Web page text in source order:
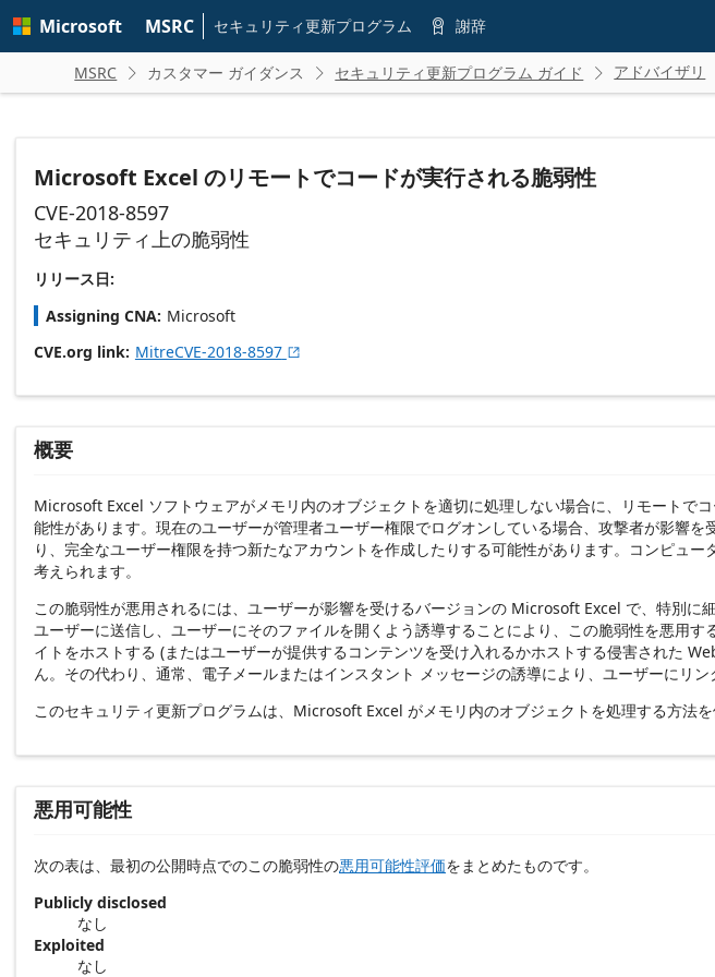
main
Microsoft MSRC セキュリティ更新プログラム  謝辞
MSRC  カスタマー ガイダンス  セキュリティ更新プログラム ガイド  アドバイザリ
Microsoft Excel のリモートでコードが実行される脆弱性
CVE-2018-8597
セキュリティ上の脆弱性
リリース日:
Assigning CNA Microsoft
CVE.org link MitreCVE-2018-8597 
概要
Microsoft Excel ソフトウェアがメモリ内のオブジェクトを適切に処理しない場合に、リモートで
能性があります。現在のユーザーが管理者ユーザー権限でログオンしている場合、攻撃者が影響
り、完全なユーザー権限を持つ新たなアカウントを作成したりする可能性があります。コンピュ
考えられます。
この脆弱性が悪用されるには、ユーザーが影響を受けるバージョンの Microsoft Excel で、特別
ユーザーに送信し、ユーザーにそのファイルを開くよう誘導することにより、この脆弱性を悪用
イトをホストする (またはユーザーが提供するコンテンツを受け入れるかホストする侵害された
ん。その代わり、通常、電子メールまたはインスタント メッセージの誘導により、ユーザーにリ
このセキュリティ更新プログラムは、Microsoft Excel がメモリ内のオブジェクトを処理する方法
悪用可能性
次の表は、最初の公開時点でのこの脆弱性の悪用可能性評価をまとめたものです。
Publicly disclosed
なし
Exploited
なし